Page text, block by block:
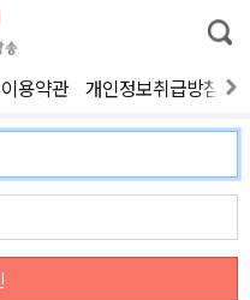
통
합
색
이용약관 개인정보취급방침